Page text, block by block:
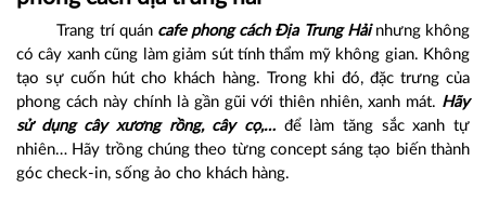
Trang trí quán cafe phong cách Địa Trung Hảinhưng không
có cây xanh cũng làm giảm sút tính thẩm mỹ không gian. Không
tạo sự cuốn hút cho khách hàng. Trong khi đó, đặc trưng của
phong cách này chính là gần gũi với thiên nhiên, xanh mát. Hãy
sử dụng cây xương rồng, cây cọ,… để làm tăng sắc xanh tự
nhiên… Hãy trồng chúng theo từng concept sáng tạo biến thành
góc check-in, sống ảo cho khách hàng.